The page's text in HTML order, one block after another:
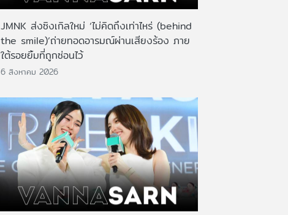
JMNK ส่งซิงเกิลใหม่ ‘ไม่คิดถึงเท่าไหร่ (behind
the smile)’ถ่ายทอดอารมณ์ผ่านเสียงร้อง ภาย
ใต้รอยยิ้มที่ถูกซ่อนไว้
6 สิงหาคม 2026